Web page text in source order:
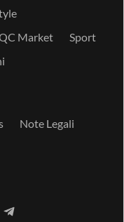
Market
Sport
Note Legali